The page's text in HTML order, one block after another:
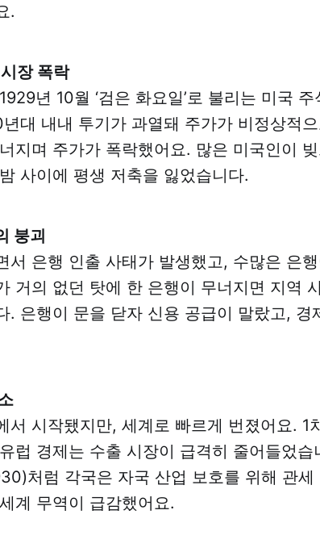
.
장 폭락
년 10월 ‘검은 화요일’로 불리는 미국
대 내내 투기가 과열돼 주가가 비정상적
지며 주가가 폭락했어요. 많은 미국인이
사이에 평생 저축을 잃었습니다.
붕괴
서 은행 인출 사태가 발생했고, 수많은 은
거의 없던 탓에 한 은행이 무너지면 지역
. 은행이 문을 닫자 신용 공급이 말랐고, 경
서 시작됐지만, 세계로 빠르게 번졌어요. 1
럽 경제는 수출 시장이 급격히 줄어들었습
처럼 각국은 자국 산업 보호를 위해 관
계 무역이 급감했어요.